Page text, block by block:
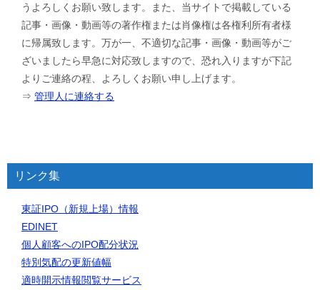
うよろしくお願い致します。また、当サイトで掲載している
記事・画像・動画等の著作権または肖像権は各権利所有者様
に帰属致します。万が一、不適切な記事・画像・動画等がご
ざいましたら早急に対応致しますので、恐れ入りますが下記
よりご連絡の程、よろしくお願い申し上げます。
⇒ 管理人に連絡する
リンク集
東証IPO（新規上場）情報
EDINET
個人顧客へのIPO配分状況
特別気配の更新値幅
適時開示情報閲覧サービス